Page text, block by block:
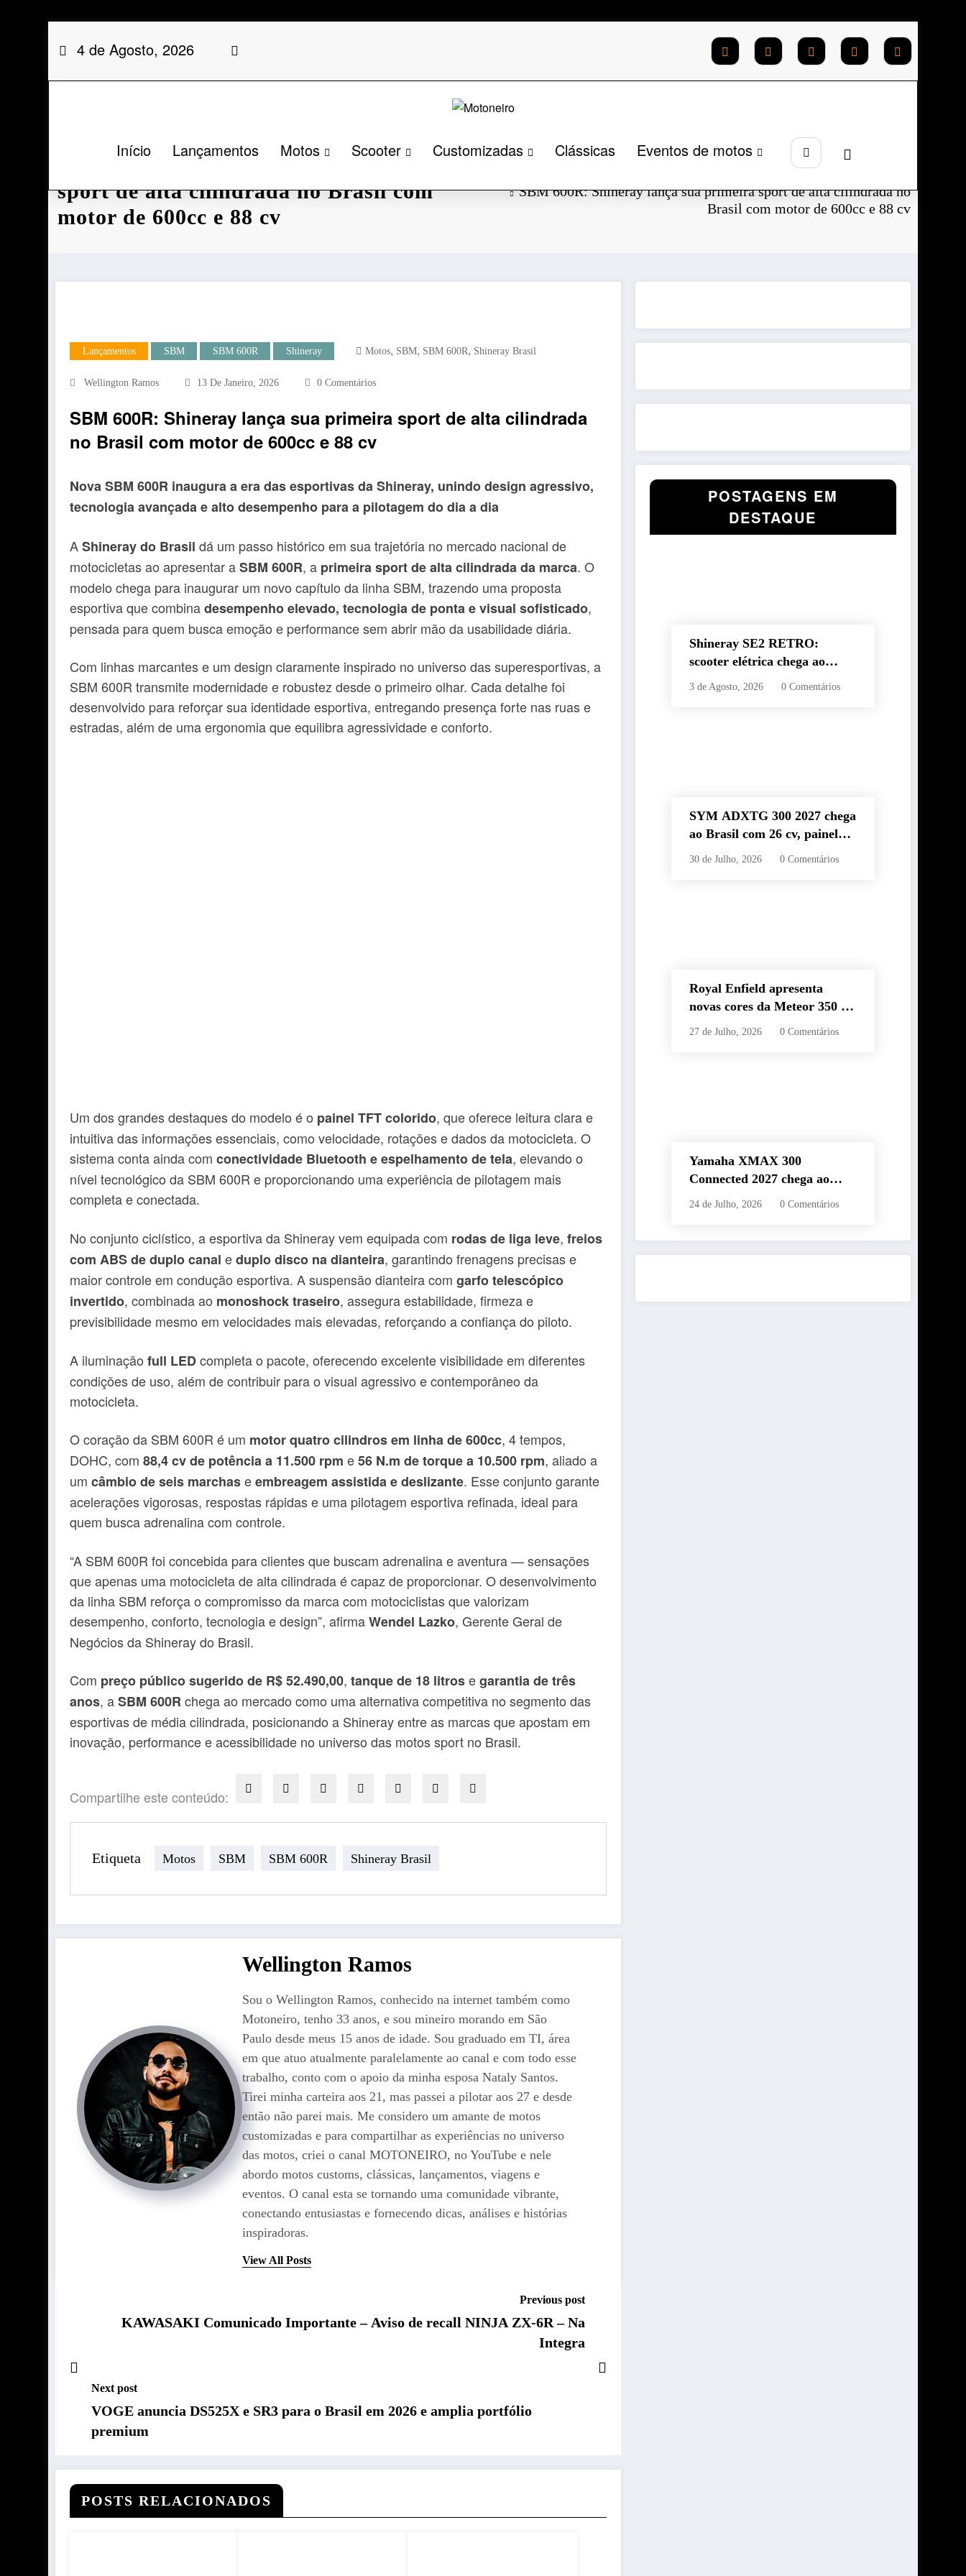
para
conteúdo
4 de Agosto, 2026
Início Lançamentos Motos Scooter Customizadas Clássicas Eventos de motos
SBM 600R: Shineray lança sua primeira
sport de alta cilindrada no Brasil com
motor de 600cc e 88 cv
SBM 600R: Shineray lança sua primeira sport de alta cilindrada no
Brasil com motor de 600cc e 88 cv
Lançamentos SBM SBM 600R Shineray Motos, SBM, SBM 600R, Shineray Brasil
Wellington Ramos 13 De Janeiro, 2026 0 Comentários
SBM 600R: Shineray lança sua primeira sport de alta cilindrada
no Brasil com motor de 600cc e 88 cv
Nova SBM 600R inaugura a era das esportivas da Shineray, unindo design agressivo,
tecnologia avançada e alto desempenho para a pilotagem do dia a dia
AShineray do Brasil dá um passo histórico em sua trajetória no mercado nacional de
motocicletas ao apresentar aSBM 600R, a primeira sport de alta cilindrada da marca. O
modelo chega para inaugurar um novo capítulo da linha SBM, trazendo uma proposta
esportiva que combinadesempenho elevado, tecnologia de ponta e visual sofisticado,
pensada para quem busca emoção e performance sem abrir mão da usabilidade diária.
Com linhas marcantes e um design claramente inspirado no universo das superesportivas, a
SBM 600R transmite modernidade e robustez desde o primeiro olhar. Cada detalhe foi
desenvolvido para reforçar sua identidade esportiva, entregando presença forte nas ruas e
estradas, além de uma ergonomia que equilibra agressividade e conforto.
Um dos grandes destaques do modelo é o painel TFT colorido, que oferece leitura clara e
intuitiva das informações essenciais, como velocidade, rotações e dados da motocicleta. O
sistema conta ainda com conectividade Bluetooth e espelhamento de tela, elevando o
nível tecnológico da SBM 600R e proporcionando uma experiência de pilotagem mais
completa e conectada.
No conjunto ciclístico, a esportiva da Shineray vem equipada com rodas de liga leve, freios
com ABS de duplo canal eduplo disco na dianteira, garantindo frenagens precisas e
maior controle em condução esportiva. A suspensão dianteira com garfo telescópico
invertido, combinada ao monoshock traseiro, assegura estabilidade, firmeza e
previsibilidade mesmo em velocidades mais elevadas, reforçando a confiança do piloto.
A iluminação full LEDcompleta o pacote, oferecendo excelente visibilidade em diferentes
condições de uso, além de contribuir para o visual agressivo e contemporâneo da
motocicleta.
O coração da SBM 600R é um motor quatro cilindros em linha de 600cc, 4 tempos,
DOHC, com 88,4 cv de potência a 11.500 rpm e56 N.m de torque a 10.500 rpm, aliado a
um câmbio de seis marchaseembreagem assistida e deslizante. Esse conjunto garante
acelerações vigorosas, respostas rápidas e uma pilotagem esportiva refinada, ideal para
quem busca adrenalina com controle.
“A SBM 600R foi concebida para clientes que buscam adrenalina e aventura — sensações
que apenas uma motocicleta de alta cilindrada é capaz de proporcionar. O desenvolvimento
da linha SBM reforça o compromisso da marca com motociclistas que valorizam
desempenho, conforto, tecnologia e design”, afirmaWendel Lazko, Gerente Geral de
Negócios da Shineray do Brasil.
Com preço público sugerido de R$ 52.490,00, tanque de 18 litrosegarantia de três
anos, aSBM 600R chega ao mercado como uma alternativa competitiva no segmento das
esportivas de média cilindrada, posicionando a Shineray entre as marcas que apostam em
inovação, performance e acessibilidade no universo das motos sport no Brasil.
Compartilhe este conteúdo:
Etiqueta Motos SBM SBM 600R Shineray Brasil
Wellington Ramos
Sou o Wellington Ramos, conhecido na internet também como
Motoneiro, tenho 33 anos, e sou mineiro morando em São
Paulo desde meus 15 anos de idade. Sou graduado em TI, área
em que atuo atualmente paralelamente ao canal e com todo esse
trabalho, conto com o apoio da minha esposa Nataly Santos.
Tirei minha carteira aos 21, mas passei a pilotar aos 27 e desde
então não parei mais. Me considero um amante de motos
customizadas e para compartilhar as experiências no universo
das motos, criei o canal MOTONEIRO, no YouTube e nele
abordo motos customs, clássicas, lançamentos, viagens e
eventos. O canal esta se tornando uma comunidade vibrante,
conectando entusiastas e fornecendo dicas, análises e histórias
inspiradoras.
View All Posts
Previous post
KAWASAKI Comunicado Importante – Aviso de recall NINJA ZX-6R – Na
Integra
Next post
VOGE anuncia DS525X e SR3 para o Brasil em 2026 e amplia portfólio
premium
POSTS RELACIONADOS
POSTAGENS EM
DESTAQUE
Shineray SE2 RETRO:
scooter elétrica chega ao
Brasil com autonomia de até
3 de Agosto, 2026 0 Comentários
SYM ADXTG 300 2027 chega
ao Brasil com 26 cv, painel
TFT de 7” e preço de R$
30 de Julho, 2026 0 Comentários
Royal Enfield apresenta
novas cores da Meteor 350 e
revela edição especial da
27 de Julho, 2026 0 Comentários
Yamaha XMAX 300
Connected 2027 chega ao
Brasil com novas cores,
24 de Julho, 2026 0 Comentários